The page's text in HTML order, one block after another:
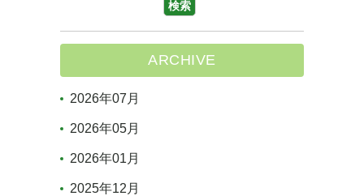
ARCHIVE
2026年07月
2026年05月
2026年01月
2025年12月